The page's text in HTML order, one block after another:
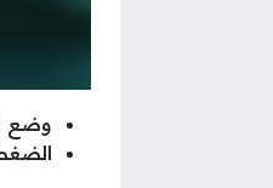
وضع